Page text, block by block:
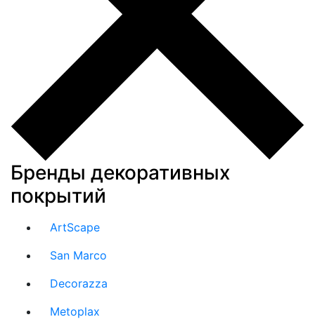
Бренды декоративных
покрытий
ArtScape
San Marco
Decorazza
Metoplax